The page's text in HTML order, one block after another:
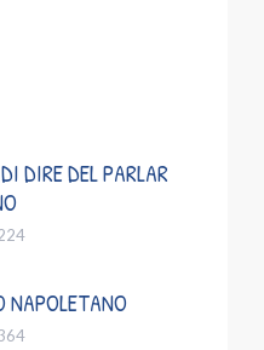
DIRE DEL PARLAR
NAPOLETANO